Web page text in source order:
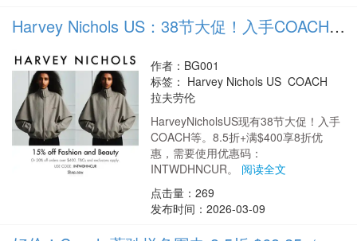
Harvey Nichols US：38节大促！入手COACH等 满$400享8折优惠
作者：BG001
标签： Harvey Nichols US COACH
拉夫劳伦
HarveyNicholsUS现有38节大促！入手
COACH等。8.5折+满$400享8折优
惠，需要使用优惠码：
INTWDHNCUR。 阅读全文
点击量：269
发布时间：2026-03-09